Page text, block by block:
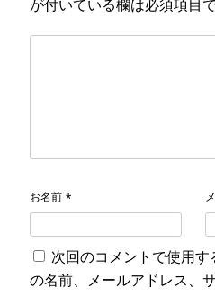
が付いている欄は必須項目
お名前 *
次回のコメントで使用
の名前、メールアドレス、